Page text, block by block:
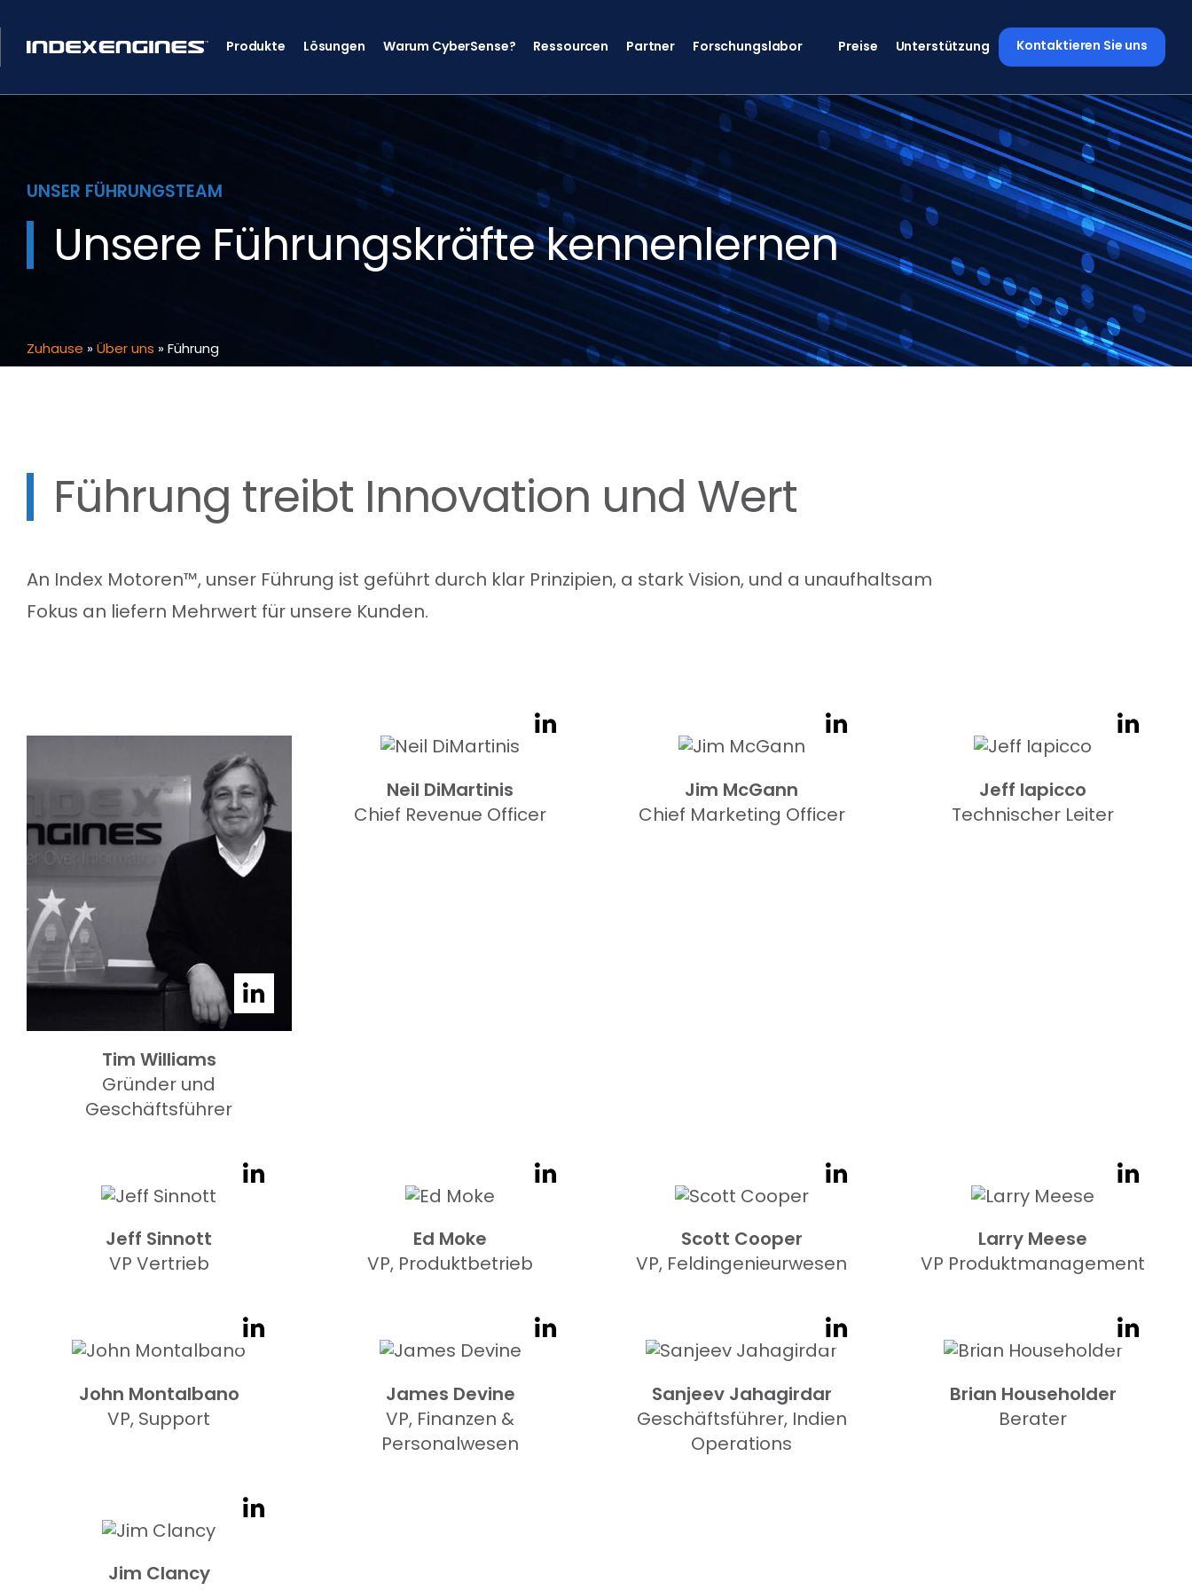
Produkte Lösungen Warum CyberSense? Ressourcen Partner Forschungslabor Preise Unterstützung Kontaktieren Sie uns
UNSER FÜHRUNGSTEAM
Unsere Führungskräfte kennenlernen
Zuhause »Über uns » Führung
Führung treibt Innovation und Wert
An Index Motoren™,unser Führung ist geführt durch klar Prinzipien,a starkVision,und a unaufhaltsam
Fokus an liefern Mehrwert für unsere Kunden.
Tim Williams
Gründer und
Geschäftsführer
Neil DiMartinis
Chief Revenue Officer
Jim McGann
Chief Marketing Officer
Jeff Iapicco
Technischer Leiter
Jeff Sinnott
VP Vertrieb
Ed Moke
VP, Produktbetrieb
Scott Cooper
VP, Feldingenieurwesen
Larry Meese
VP Produktmanagement
John Montalbano
VP, Support
James Devine
VP, Finanzen &
Personalwesen
Sanjeev Jahagirdar
Geschäftsführer, Indien
Operations
Brian Householder
Berater
Jim Clancy